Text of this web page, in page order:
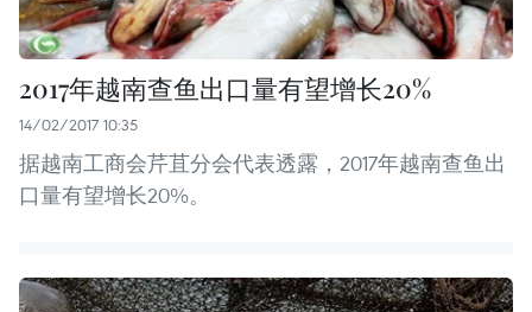
2017年越南查鱼出口量有望增长20%
14/02/2017 10:35
据越南工商会芹苴分会代表透露，2017年越南查鱼出
口量有望增长20%。